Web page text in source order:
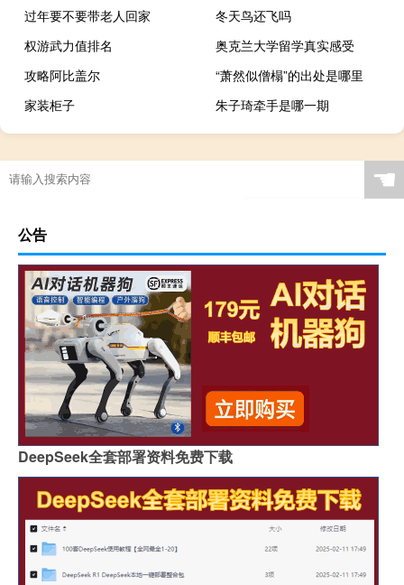
过年要不要带老人回家
冬天鸟还飞吗
权游武力值排名
奥克兰大学留学真实感受
攻略阿比盖尔
“萧然似僧榻”的出处是哪里
家装柜子
朱子琦牵手是哪一期
☚
公告
DeepSeek全套部署资料免费下载